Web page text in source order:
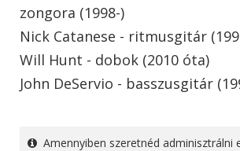
zongora (1998-)
Nick Catanese - ritmusgitár
Will Hunt - dobok (2010 óta)
John DeServio - basszusgitár
Amennyiben szeretnéd adminisztrálni